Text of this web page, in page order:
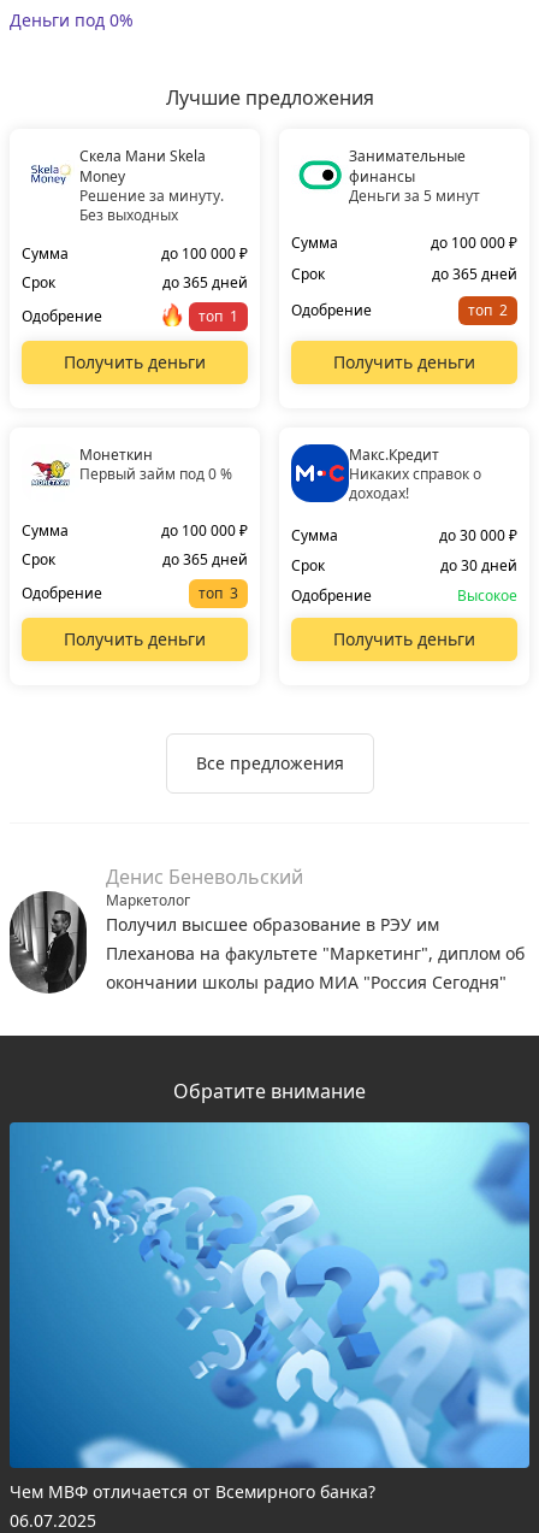
Деньги под 0%
Лучшие предложения
Скела Мани Skela
Money
Решение за минуту.
Без выходных
Сумма
до 100 000 ₽
Срок
до 365 дней
Одобрение
топ
Получить деньги
Занимательные
финансы
Деньги за 5 минут
Сумма
до 100 000 ₽
Срок
до 365 дней
Одобрение
топ
Получить деньги
Монеткин
Первый займ под 0 %
Сумма
до 100 000 ₽
Срок
до 365 дней
Одобрение
топ
Получить деньги
Макс.Кредит
Никаких справок о
доходах!
Сумма
до 30 000 ₽
Срок
до 30 дней
Одобрение
Высокое
Получить деньги
Все предложения
Денис Беневольский
Маркетолог
Получил высшее образование в РЭУ им
Плеханова на факультете "Маркетинг", диплом об
окончании школы радио МИА "Россия Сегодня"
Обратите внимание
Чем МВФ отличается от Всемирного банка?
06.07.2025